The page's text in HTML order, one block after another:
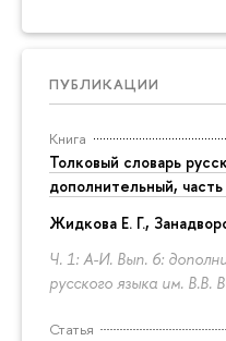
ПУБЛИКАЦИИ
Книга
Толковый словарь
дополнительный,
Жидкова Е. Г.,
Ч. 1: А-И. Вып. 6:
русского языка им. В.В.
Статья